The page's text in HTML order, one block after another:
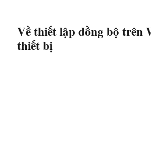
Về thiết lập đồng bộ trên
thiết bị